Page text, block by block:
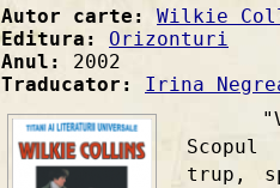
Autor carte: Wilkie
Editura: Orizonturi
Anul: 2002
Traducator: Irina
trup,